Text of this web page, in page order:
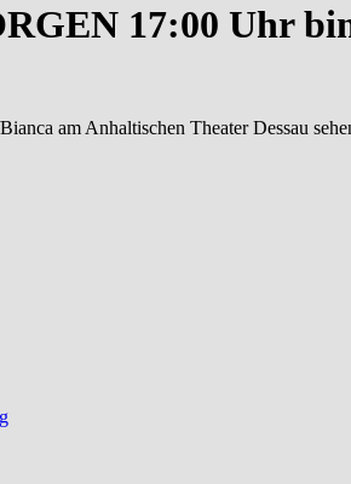
17:00 Uhr
am Anhaltischen Theater Dessau